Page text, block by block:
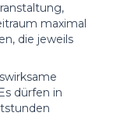
maximal
die jeweils
dürfen in